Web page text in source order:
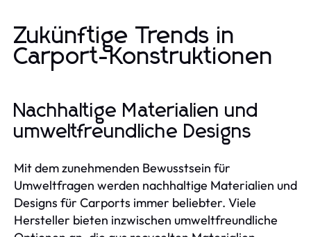
Zukünftige Trends in
Carport-Konstruktionen
Nachhaltige Materialien und
umweltfreundliche Designs
Mit dem zunehmenden Bewusstsein für
Umweltfragen werden nachhaltige Materialien und
Designs für Carports immer beliebter. Viele
Hersteller bieten inzwischen umweltfreundliche